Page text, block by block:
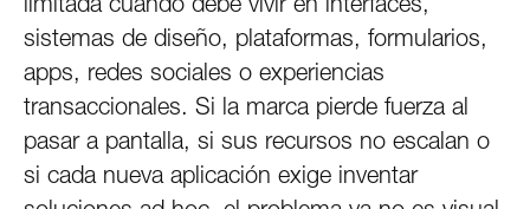
sistemas de diseño, plataformas, formularios,
apps, redes sociales o experiencias
transaccionales. Si la marca pierde fuerza al
pasar a pantalla, si sus recursos no escalan o
si cada nueva aplicación exige inventar